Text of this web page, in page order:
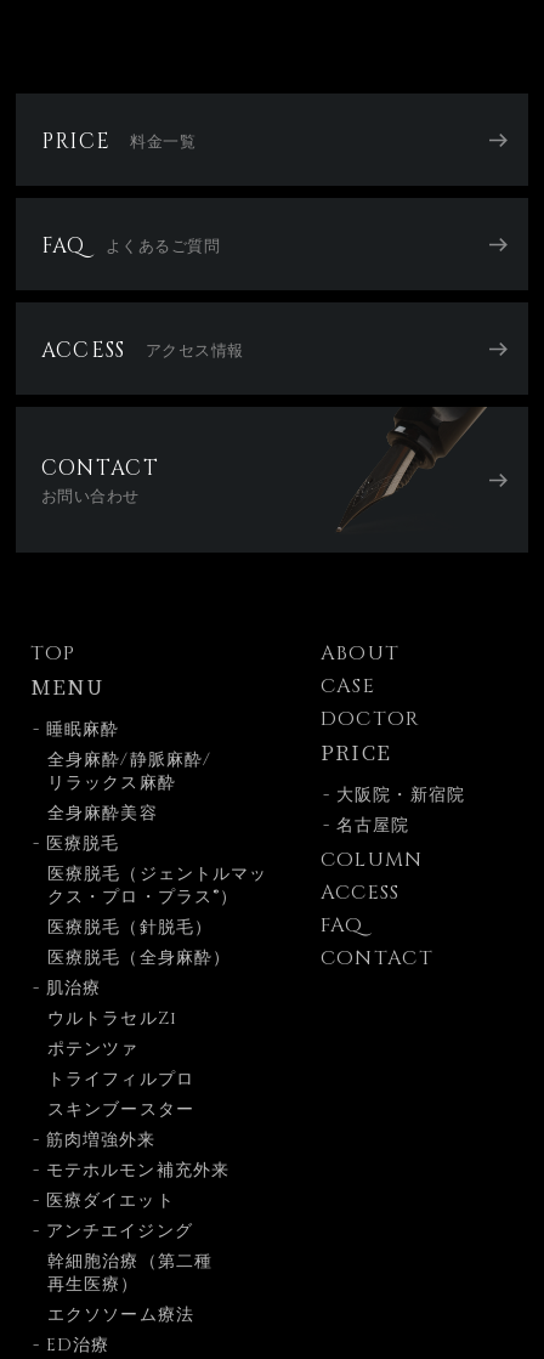
PRICE 料金一覧
FAQ よくあるご質問
ACCESS アクセス情報
CONTACT
お問い合わせ
TOP
MENU
- 睡眠麻酔
全身麻酔/静脈麻酔/
リラックス麻酔
全身麻酔美容
- 医療脱毛
医療脱毛（ジェントルマッ
クス・プロ・プラス®）
医療脱毛（針脱毛）
医療脱毛（全身麻酔）
- 肌治療
ウルトラセルZi
ポテンツァ
トライフィルプロ
スキンブースター
- 筋肉増強外来
- モテホルモン補充外来
- 医療ダイエット
- アンチエイジング
幹細胞治療（第二種
再生医療）
エクソソーム療法
- ED治療
ABOUT
CASE
DOCTOR
PRICE
- 大阪院・新宿院
- 名古屋院
COLUMN
ACCESS
FAQ
CONTACT